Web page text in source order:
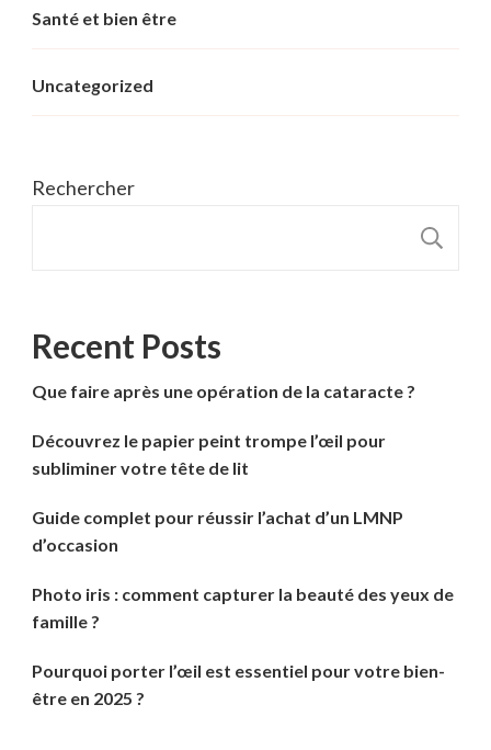
Santé et bien être
Uncategorized
Rechercher
Recent Posts
Que faire après une opération de la cataracte ?
Découvrez le papier peint trompe l’œil pour
subliminer votre tête de lit
Guide complet pour réussir l’achat d’un LMNP
d’occasion
Photo iris : comment capturer la beauté des yeux de
famille ?
Pourquoi porter l’œil est essentiel pour votre bien-
être en 2025 ?